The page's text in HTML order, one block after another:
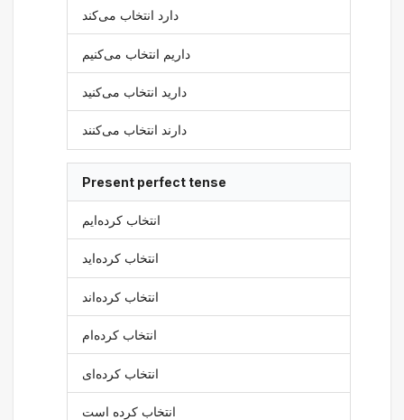
دارد انتخاب می‌کند
داریم انتخاب می‌کنیم
دارید انتخاب می‌کنید
دارند انتخاب می‌کنند
Present perfect tense
انتخاب کرده‌ایم
انتخاب کرده‌اید
انتخاب کرده‌اند
انتخاب کرده‌ام
انتخاب کرده‌ای
انتخاب کرده است